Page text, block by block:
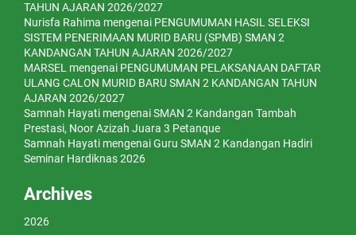
TAHUN AJARAN 2026/2027
Nurisfa Rahima mengenai PENGUMUMAN HASIL SELEKSI
SISTEM PENERIMAAN MURID BARU (SPMB) SMAN 2
KANDANGAN TAHUN AJARAN 2026/2027
MARSEL mengenai PENGUMUMAN PELAKSANAAN DAFTAR
ULANG CALON MURID BARU SMAN 2 KANDANGAN TAHUN
AJARAN 2026/2027
Samnah Hayati mengenaiSMAN 2 Kandangan Tambah
Prestasi, Noor Azizah Juara 3 Petanque
Samnah Hayati mengenaiGuru SMAN 2 Kandangan Hadiri
Seminar Hardiknas 2026
Archives
2026